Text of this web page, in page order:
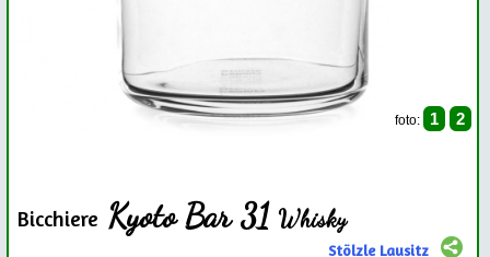
foto: 1 2
Bicchiere Kyoto Bar 31Whisky
Stölzle Lausitz